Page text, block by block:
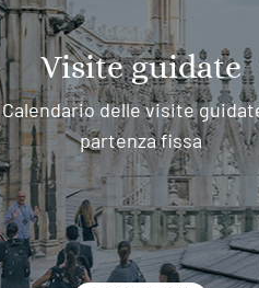
Visite guidate
Calendario delle visite
partenza fissa